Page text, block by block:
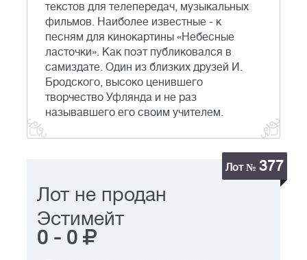
текстов для телепередач, музыкальных
фильмов. Наиболее известные - к
песням для кинокартины «Небесные
ласточки». Как поэт публиковался в
самиздате. Один из близких друзей И.
Бродского, высоко ценившего
творчество Уфлянда и не раз
называвшего его своим учителем.
Лот № 377
Лот не продан
Эстимейт
0 - 0